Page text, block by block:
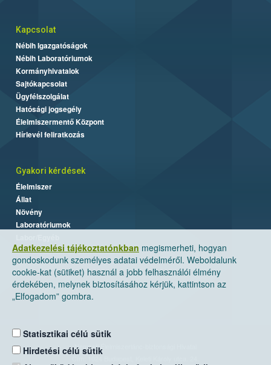
Adatkezelési tájékoztatónkban megismerheti, hogyan
gondoskodunk személyes adatai védelméről. Weboldalunk
cookie-kat (sütiket) használ a jobb felhasználói élmény
érdekében, melynek biztosításához kérjük, kattintson az
„Elfogadom” gombra.
Statisztikai célú sütik
Hirdetési célú sütik
Kapcsolat
Nébih Igazgatóságok
Nébih Laboratóriumok
Kormányhivatalok
Sajtókapcsolat
Ügyfélszolgálat
Hatósági jogsegély
Élelmiszermentő Központ
Hírlevél feliratkozás
Gyakori kérdések
Élelmiszer
Állat
Növény
Laboratóriumok
Nemzeti Élelmiszerlánc-biztonsági Hivatal